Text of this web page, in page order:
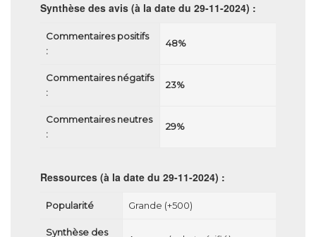
Synthèse des avis (à la date du 29-11-2024) :
Commentaires positifs
:
48%
Commentaires négatifs
:
23%
Commentaires neutres
:
29%
Ressources (à la date du 29-11-2024) :
Popularité Grande (+500)
Synthèse des